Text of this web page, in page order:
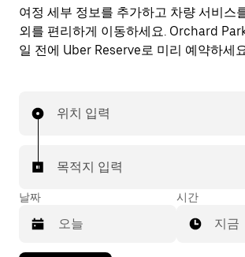
여정 세부 정보를 추가하고 차량 서비스
외를 편리하게 이동하세요. Orchard
일 전에 Uber Reserve로 미리 예약하세
위치 입력
목적지 입력
날짜 시간
지금